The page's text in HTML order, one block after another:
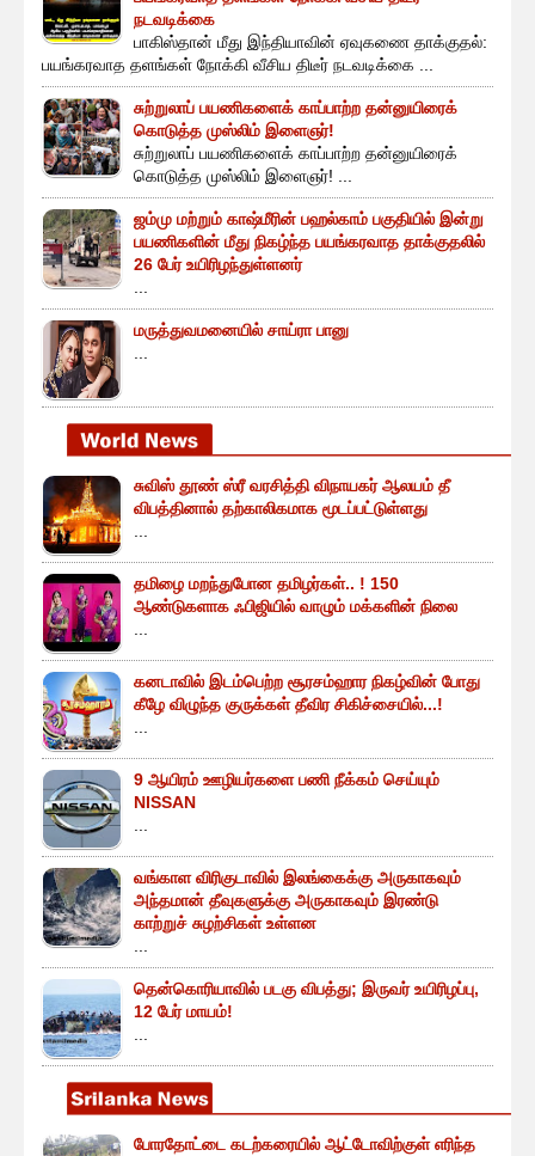
நடவடிக்கை
பாகிஸ்தான் மீது இந்தியாவின் ஏவுகணை தாக்குதல்:
பயங்கரவாத தளங்கள் நோக்கி வீசிய திடீர் நடவடிக்கை ...
சுற்றுலாப் பயணிகளைக் காப்பாற்ற தன்னுயிரைக்
கொடுத்த முஸ்லிம் இளைஞர்!
சுற்றுலாப் பயணிகளைக் காப்பாற்ற தன்னுயிரைக்
கொடுத்த முஸ்லிம் இளைஞர்! ...
ஜம்மு மற்றும் காஷ்மீரின் பஹல்காம் பகுதியில் இன்று
பயணிகளின் மீது நிகழ்ந்த பயங்கரவாத தாக்குதலில்
26 பேர் உயிரிழந்துள்ளனர்
மருத்துவமனையில் சாய்ரா பானு
சுவிஸ் தூண் ஸ்ரீ வரசித்தி விநாயகர் ஆலயம் தீ
விபத்தினால் தற்காலிகமாக மூடப்பட்டுள்ளது
தமிழை மறந்துபோன தமிழர்கள்.. ! 150
ஆண்டுகளாக ஃபிஜியில் வாழும் மக்களின் நிலை
கனடாவில் இடம்பெற்ற சூரசம்ஹார நிகழ்வின் போது
கீழே விழுந்த குருக்கள் தீவிர சிகிச்சையில்...!
9 ஆயிரம் ஊழியர்களை பணி நீக்கம் செய்யும்
NISSAN
வங்காள விரிகுடாவில் இலங்கைக்கு அருகாகவும்
அந்தமான் தீவுகளுக்கு அருகாகவும் இரண்டு
காற்றுச் சுழற்சிகள் உள்ளன
தென்கொரியாவில் படகு விபத்து; இருவர் உயிரிழப்பு,
12 பேர் மாயம்!
போரதோட்டை கடற்கரையில் ஆட்டோவிற்குள் எரிந்த